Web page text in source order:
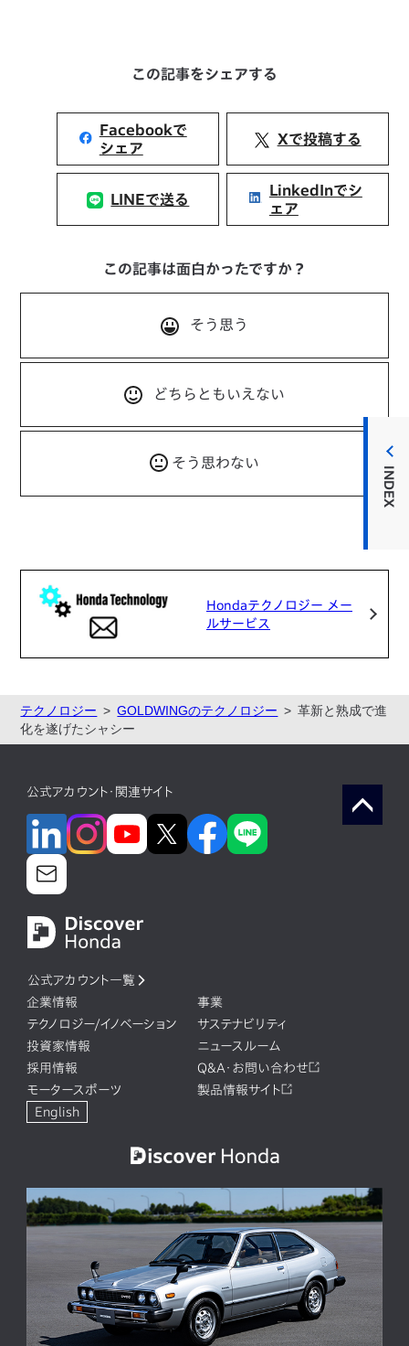
INDEX
この記事をシェアする
Facebookで
シェア
Xで投稿する
LINEで送る
LinkedInでシ
ェア
この記事は面白かったですか？
そう思う
どちらともいえない
そう思わない
Hondaテクノロジー メー
ルサービス
テクノロジー GOLDWINGのテクノロジー
革新と熟成で進
化を遂げたシャシー
公式アカウント・関連サイト
公式アカウント一覧
企業情報
事業
テクノロジー/イノベーション
サステナビリティ
投資家情報
ニュースルーム
採用情報
Q&A・お問い合わせ
モータースポーツ
製品情報サイト
English